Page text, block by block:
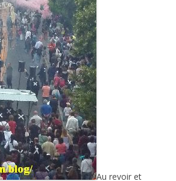
Au revoir et